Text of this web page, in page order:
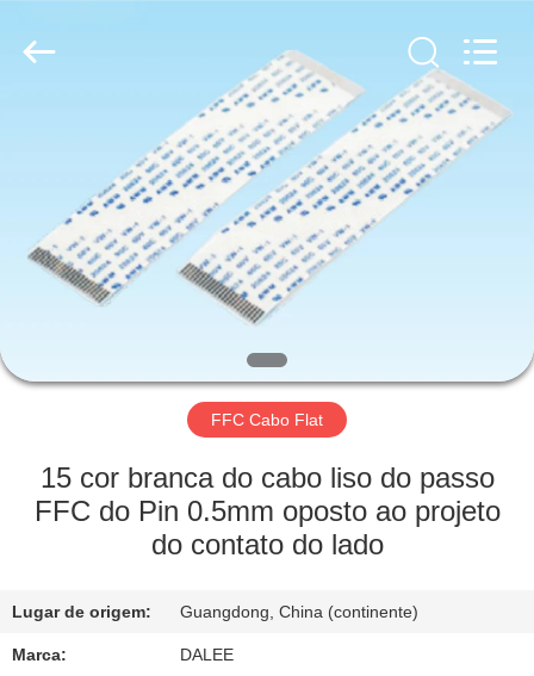
PRODUTOS
SOBRE
EXCURSÃO
FÁBRICA
CONTROLE
QUALIDADE
Rights
Reserved.
FFC Cabo Flat
15 cor branca do cabo liso do passo
FFC do Pin 0.5mm oposto ao projeto
do contato do lado
Lugar de origem: Guangdong, China (continente)
Marca: DALEE